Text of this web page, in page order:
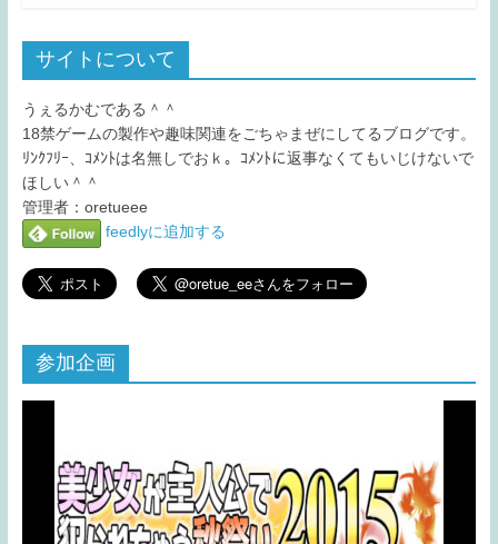
サイトについて
うぇるかむである＾＾
18禁ゲームの製作や趣味関連をごちゃまぜにしてるブログです。
ﾘﾝｸﾌﾘｰ、ｺﾒﾝﾄは名無しでおｋ。ｺﾒﾝﾄに返事なくてもいじけないで
ほしい＾＾
管理者：oretueee
feedlyに追加する
参加企画